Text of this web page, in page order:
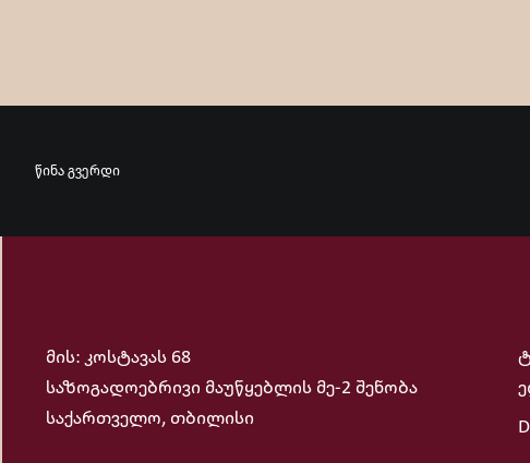
წინა გვერდი
მის: კოსტავას 68
საზოგადოებრივი მაუწყებლის მე-2 შენობა
საქართველო, თბილისი